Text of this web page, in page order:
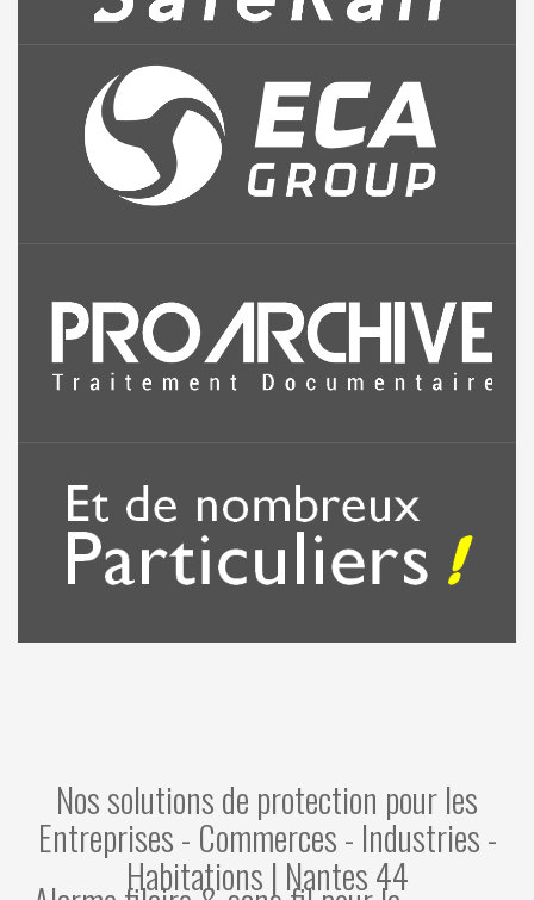
Nos solutions de protection pour les
Entreprises - Commerces - Industries -
Habitations | Nantes 44